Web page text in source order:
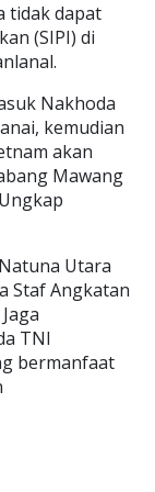
tidak dapat
(SIPI) di
Nakhoda
kemudian
akan
Mawang
Utara
Staf Angkatan
TNI
bermanfaat